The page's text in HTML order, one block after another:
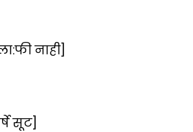
नाही]
सूट]